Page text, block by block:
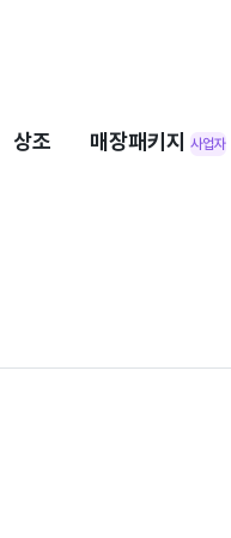
상조 매장패키지 사업자